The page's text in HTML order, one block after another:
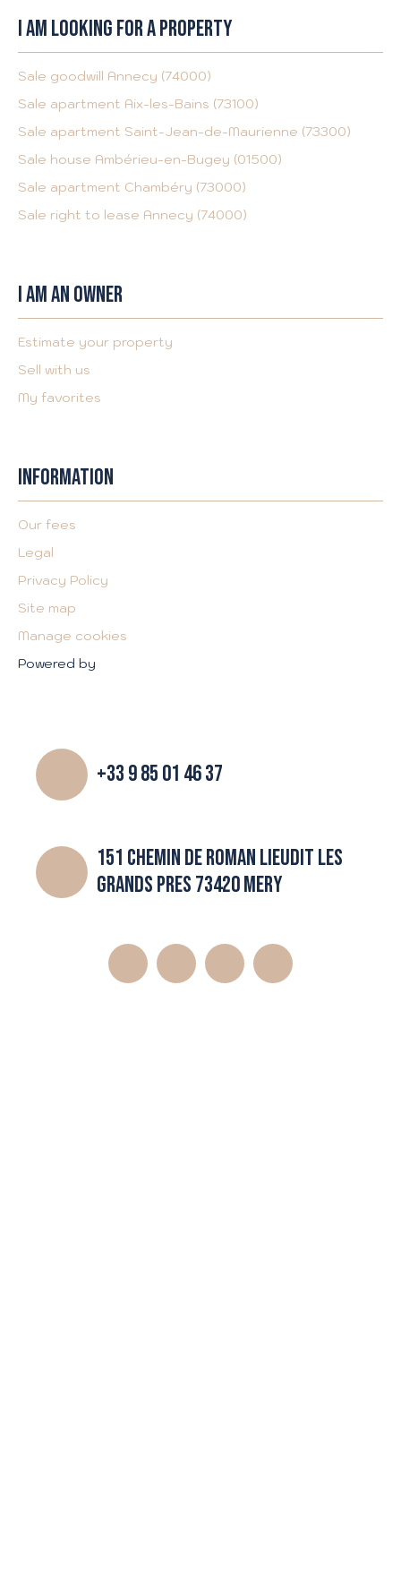
I AM LOOKING FOR A PROPERTY
Sale goodwill Annecy (74000)
Sale apartment Aix-les-Bains (73100)
Sale apartment Saint-Jean-de-Maurienne (73300)
Sale house Ambérieu-en-Bugey (01500)
Sale apartment Chambéry (73000)
Sale right to lease Annecy (74000)
I AM AN OWNER
Estimate your property
Sell with us
My favorites
INFORMATION
Our fees
Legal
Privacy Policy
Site map
Manage cookies
Powered by
+33 9 85 01 46 37
151 CHEMIN DE ROMAN LIEUDIT LES
GRANDS PRES 73420 MERY